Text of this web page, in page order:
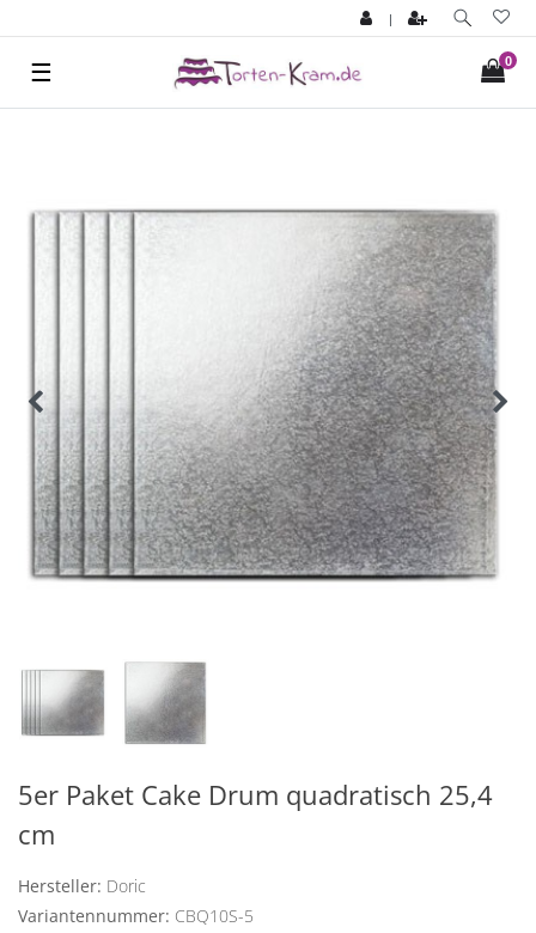
|
0
☰
5er Paket Cake Drum quadratisch 25,4
cm
Hersteller: Doric
Variantennummer: CBQ10S-5